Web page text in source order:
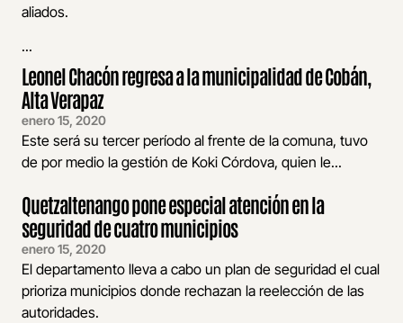
aliados.
...
Leonel Chacón regresa a la municipalidad de Cobán,
Alta Verapaz
enero 15, 2020
Este será su tercer período al frente de la comuna, tuvo
de por medio la gestión de Koki Córdova, quien le...
Quetzaltenango pone especial atención en la
seguridad de cuatro municipios
enero 15, 2020
El departamento lleva a cabo un plan de seguridad el cual
prioriza municipios donde rechazan la reelección de las
autoridades.